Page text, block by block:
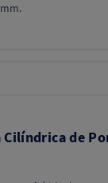
Cilíndrica de